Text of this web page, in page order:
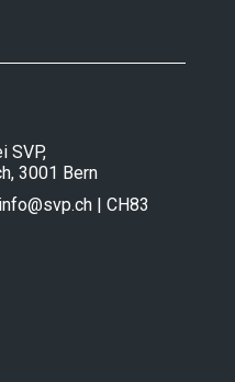
SVP,
3001 Bern
info@svp.ch | CH83